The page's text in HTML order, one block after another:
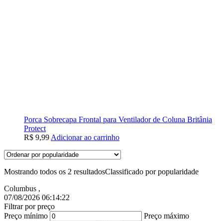
Porca Sobrecapa Frontal para Ventilador de Coluna Britânia
Protect
R$ 9,99Adicionar ao carrinho
Mostrando todos os 2 resultadosClassificado por popularidade
Columbus ,
07/08/2026 06:14:23
Filtrar por preço
Preço mínimo
Preço máximo